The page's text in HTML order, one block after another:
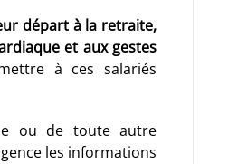
départ à la retraite,
et aux gestes
à ces salariés
ou de toute autre
les informations